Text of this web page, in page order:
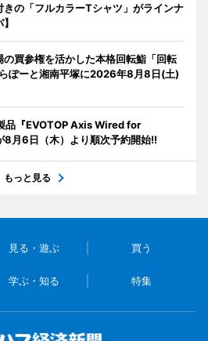
の「フルカラーTシャツ」がラインナ
買参権を活かした本格回転鮨「回転
ぽーと湘南平塚に2026年8月8日(土)
品『EVOTOP Axis Wired for
月6日（木）より順次予約開始!!
もっと見る
見る・遊ぶ 買う
学ぶ・知る 特集